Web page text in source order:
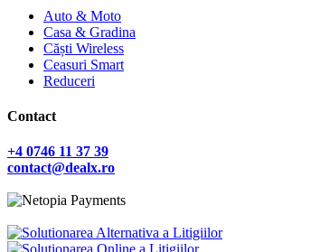
Auto & Moto
Casa & Gradina
Căști Wireless
Ceasuri Smart
Reduceri
Contact
+4 0746 11 37 39
contact@dealx.ro